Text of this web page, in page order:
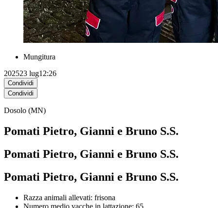
Mungitura
202523 lug12:26
Condividi
Condividi
Dosolo (MN)
Pomati Pietro, Gianni e Bruno S.S.
Pomati Pietro, Gianni e Bruno S.S.
Pomati Pietro, Gianni e Bruno S.S.
Razza animali allevati: frisona
Numero medio vacche in lattazione: 65